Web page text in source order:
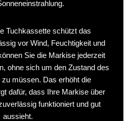
Tuchkassette schützt das
vor Wind, Feuchtigkeit und
Sie die Markise jederzeit
ohne sich um den Zustand des
müssen. Das erhöht die
dafür, dass Ihre Markise über
funktioniert und gut
aussieht.